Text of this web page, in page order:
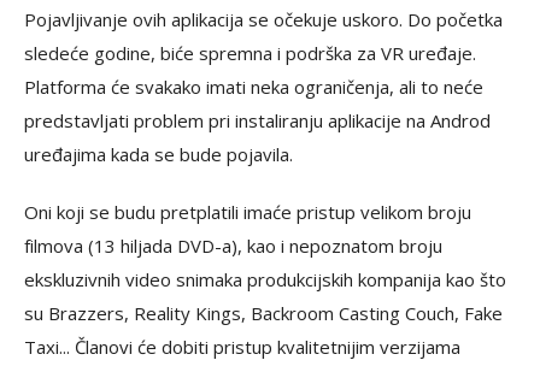
Pojavljivanje ovih aplikacija se očekuje uskoro. Do početka
sledeće godine, biće spremna i podrška za VR uređaje.
Platforma će svakako imati neka ograničenja, ali to neće
predstavljati problem pri instaliranju aplikacije na Androd
uređajima kada se bude pojavila.
Oni koji se budu pretplatili imaće pristup velikom broju
filmova (13 hiljada DVD-a), kao i nepoznatom broju
ekskluzivnih video snimaka produkcijskih kompanija kao što
su Brazzers, Reality Kings, Backroom Casting Couch, Fake
Taxi... Članovi će dobiti pristup kvalitetnijim verzijama